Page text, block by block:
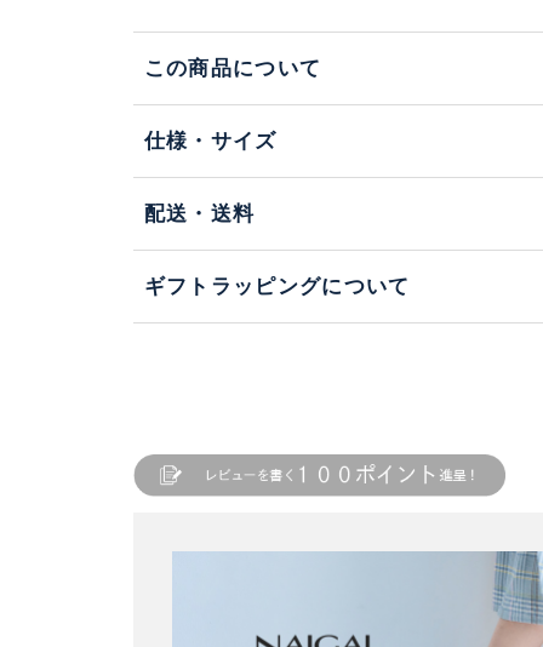
この商品について
仕様・サイズ
配送・送料
ギフトラッピングについて